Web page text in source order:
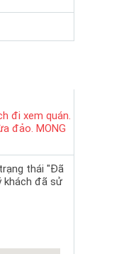
đi xem quán.
đảo. MONG
thái "Đã
khách đã sử